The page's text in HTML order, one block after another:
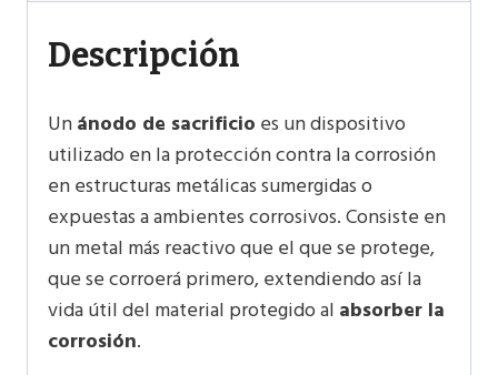
Descripción
Unánodo de sacrificio es un dispositivo
utilizado en la protección contra la corrosión
en estructuras metálicas sumergidas o
expuestas a ambientes corrosivos. Consiste en
un metal más reactivo que el que se protege,
que se corroerá primero, extendiendo así la
vida útil del material protegido al absorber la
corrosión.